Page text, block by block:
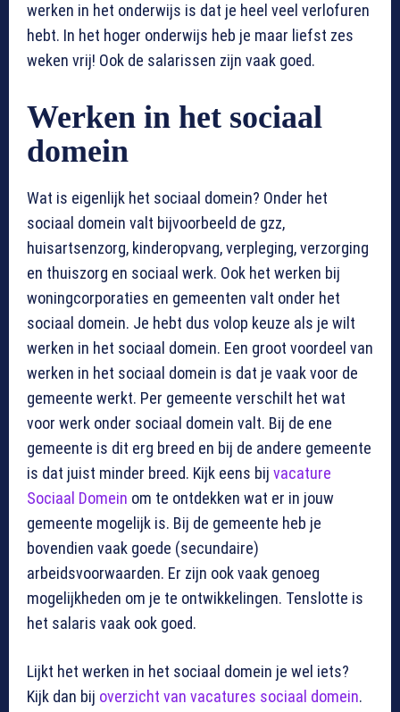
werken in het onderwijs is dat je heel veel verlofuren
hebt. In het hoger onderwijs heb je maar liefst zes
weken vrij! Ook de salarissen zijn vaak goed.
Werken in het sociaal
domein
Wat is eigenlijk het sociaal domein? Onder het
sociaal domein valt bijvoorbeeld de gzz,
huisartsenzorg, kinderopvang, verpleging, verzorging
en thuiszorg en sociaal werk. Ook het werken bij
woningcorporaties en gemeenten valt onder het
sociaal domein. Je hebt dus volop keuze als je wilt
werken in het sociaal domein. Een groot voordeel van
werken in het sociaal domein is dat je vaak voor de
gemeente werkt. Per gemeente verschilt het wat
voor werk onder sociaal domein valt. Bij de ene
gemeente is dit erg breed en bij de andere gemeente
is dat juist minder breed. Kijk eens bij vacature
Sociaal Domein om te ontdekken wat er in jouw
gemeente mogelijk is. Bij de gemeente heb je
bovendien vaak goede (secundaire)
arbeidsvoorwaarden. Er zijn ook vaak genoeg
mogelijkheden om je te ontwikkelingen. Tenslotte is
het salaris vaak ook goed.
Lijkt het werken in het sociaal domein je wel iets?
Kijk dan bij overzicht van vacatures sociaal domein.